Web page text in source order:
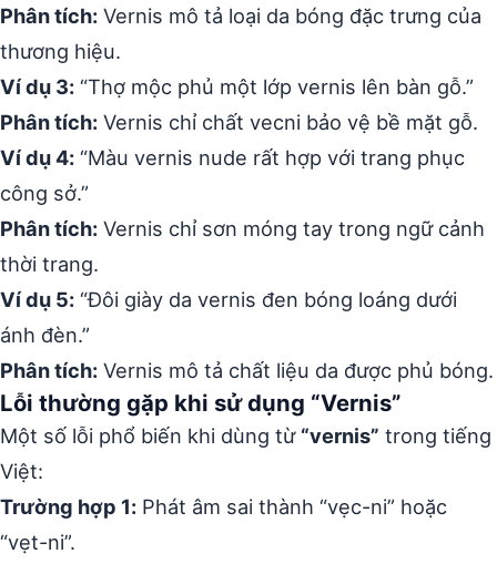
Phân tích: Vernis mô tả loại da bóng đặc trưng của
thương hiệu.
Ví dụ 3: “Thợ mộc phủ một lớp vernis lên bàn gỗ.”
Phân tích: Vernis chỉ chất vecni bảo vệ bề mặt gỗ.
Ví dụ 4: “Màu vernis nude rất hợp với trang phục
công sở.”
Phân tích: Vernis chỉ sơn móng tay trong ngữ cảnh
thời trang.
Ví dụ 5: “Đôi giày da vernis đen bóng loáng dưới
ánh đèn.”
Phân tích: Vernis mô tả chất liệu da được phủ bóng.
Lỗi thường gặp khi sử dụng “Vernis”
Một số lỗi phổ biến khi dùng từ “vernis” trong tiếng
Việt:
Trường hợp 1: Phát âm sai thành “vẹc-ni” hoặc
“vẹt-ni”.